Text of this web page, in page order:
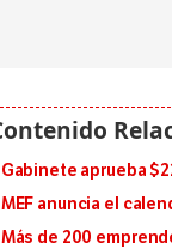
Gabinete aprueba
MEF anuncia el
Más de 200